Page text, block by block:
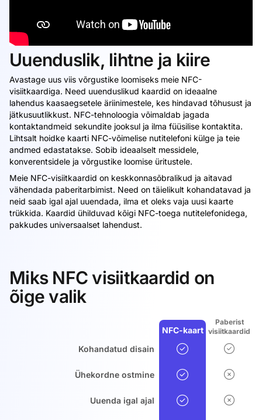
Uuenduslik, lihtne ja kiire
Avastage uus viis võrgustike loomiseks meie NFC-
visiitkaardiga. Need uuenduslikud kaardid on ideaalne
lahendus kaasaegsetele äriinimestele, kes hindavad tõhusust ja
jätkusuutlikkust. NFC-tehnoloogia võimaldab jagada
kontaktandmeid sekundite jooksul ja ilma füüsilise kontaktita.
Lihtsalt hoidke kaarti NFC-võimelise nutitelefoni külge ja teie
andmed edastatakse. Sobib ideaalselt messidele,
konverentsidele ja võrgustike loomise üritustele.
Meie NFC-visiitkaardid on keskkonnasõbralikud ja aitavad
vähendada paberitarbimist. Need on täielikult kohandatavad ja
neid saab igal ajal uuendada, ilma et oleks vaja uusi kaarte
trükkida. Kaardid ühilduvad kõigi NFC-toega nutitelefonidega,
pakkudes universaalset lahendust.
Miks NFC visiitkaardid on
õige valik
NFC-kaart
Paberist
visiitkaardid
Kohandatud disain
Ühekordne ostmine
Uuenda igal ajal